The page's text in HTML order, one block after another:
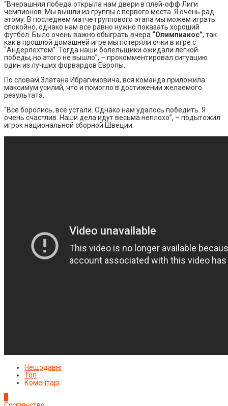
“Вчерашняя победа открыла нам двери в плей-офф Лиги
чемпионов. Мы вышли из группы с первого места. Я очень рад
этому. В последнем матче группового этапа мы можем играть
спокойно, однако нам все равно нужно показать хороший
футбол. Было очень важно обыграть вчера “Олимпиакос”, так
как в прошлой домашней игре мы потеряли очки в игре с
“Андерлехтом”. Тогда наши болельщики ожидали легкой
победы, но этого не вышло”, – прокомментировал ситуацию
один из лучших форвардов Европы.
По словам Златана Ибрагимовича, вся команда приложила
максимум усилий, что и помогло в достижении желаемого
результата.
“Все боролись, все устали. Однако нам удалось победить. Я
очень счастлив. Наши дела идут весьма неплохо”, – подытожил
игрок национальной сборной Швеции.
Нещодавні
Топ
Коментарі